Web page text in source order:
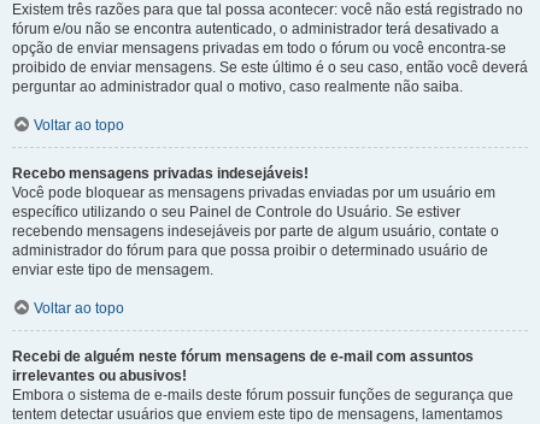
Existem três razões para que tal possa acontecer: você não está registrado no
fórum e/ou não se encontra autenticado, o administrador terá desativado a
opção de enviar mensagens privadas em todo o fórum ou você encontra-se
proibido de enviar mensagens. Se este último é o seu caso, então você deverá
perguntar ao administrador qual o motivo, caso realmente não saiba.
Voltar ao topo
Recebo mensagens privadas indesejáveis!
Você pode bloquear as mensagens privadas enviadas por um usuário em
específico utilizando o seu Painel de Controle do Usuário. Se estiver
recebendo mensagens indesejáveis por parte de algum usuário, contate o
administrador do fórum para que possa proibir o determinado usuário de
enviar este tipo de mensagem.
Voltar ao topo
Recebi de alguém neste fórum mensagens de e-mail com assuntos
irrelevantes ou abusivos!
Embora o sistema de e-mails deste fórum possuir funções de segurança que
tentem detectar usuários que enviem este tipo de mensagens, lamentamos